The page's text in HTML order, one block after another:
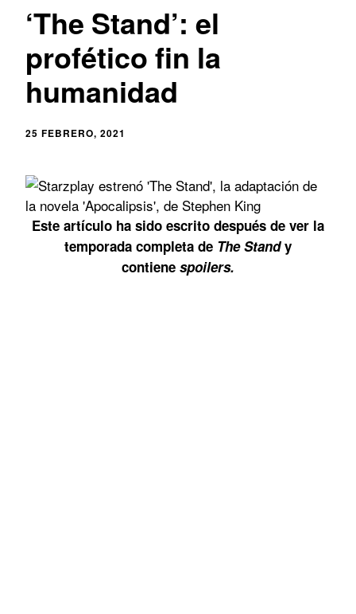
‘The Stand’: el
profético fin la
humanidad
25 FEBRERO, 2021
Este artículo ha sido escrito después de ver la
temporada completa de The Standy
contiene spoilers.